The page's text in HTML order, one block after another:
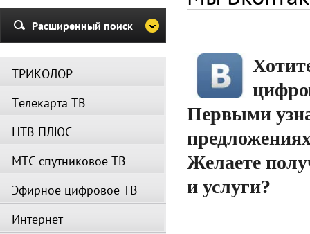
спутниковое оборудование.
Вещание телеканалов и
сервисов возобновится
автоматически по завершении
профилактических работ.
Первыми
Желаете
и услуги?
Расширенный поиск
ТРИКОЛОР
Телекарта ТВ
НТВ ПЛЮС
МТС спутниковое ТВ
Эфирное цифровое ТВ
Интернет